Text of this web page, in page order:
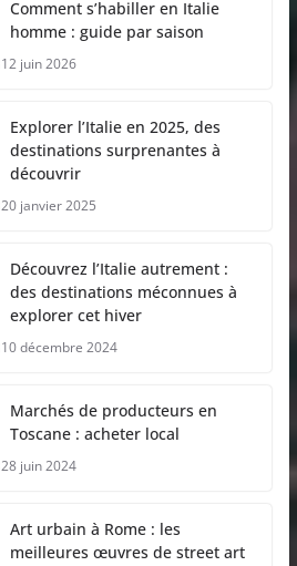
Comment s’habiller en Italie
homme : guide par saison
12 juin 2026
Explorer l’Italie en 2025, des
destinations surprenantes à
découvrir
20 janvier 2025
Découvrez l’Italie autrement :
des destinations méconnues à
explorer cet hiver
10 décembre 2024
Marchés de producteurs en
Toscane : acheter local
28 juin 2024
Art urbain à Rome : les
meilleures œuvres de street art